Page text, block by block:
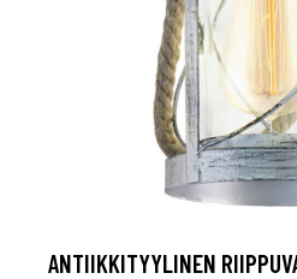
ANTIIKKITYYLINEN